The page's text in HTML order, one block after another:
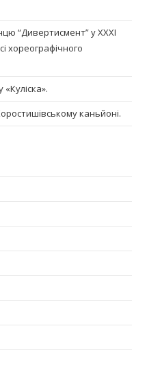
“Дивертисмент” у ХХХІ
хореографічного
каньйоні.